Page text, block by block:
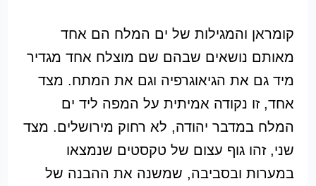
קומראן והמגילות של ים המלח הם אחד
מאותם נושאים שבהם שם מוצלח אחד מגדיר
מיד גם את הגיאוגרפיה וגם את המתח. מצד
אחד, זו נקודה אמיתית על המפה ליד ים
המלח במדבר יהודה, לא רחוק מירושלים. מצד
שני, זהו גוף עצום של טקסטים שנמצאו
במערות ובסביבה, שמשנה את ההבנה של